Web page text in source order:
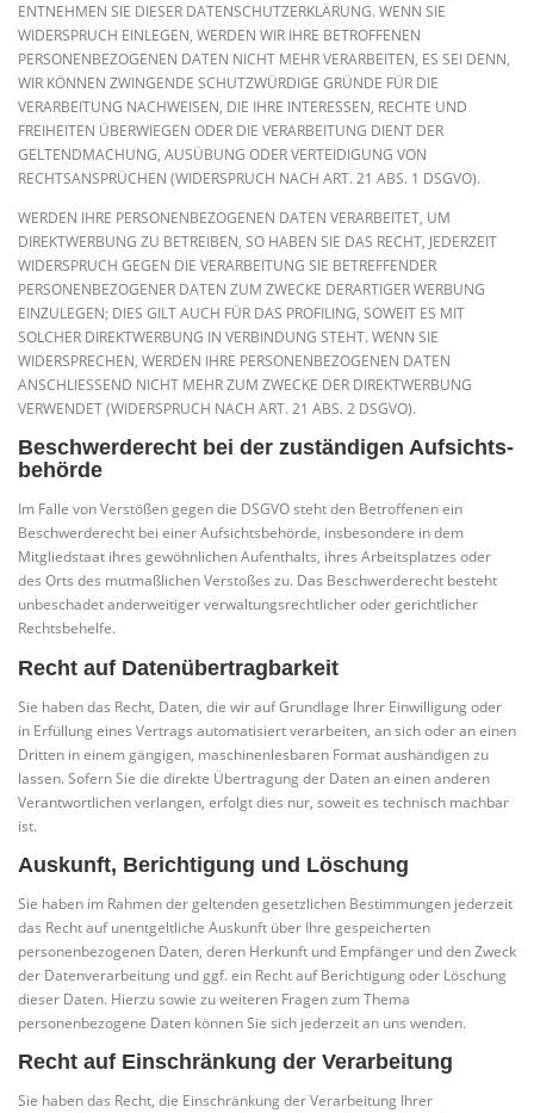
ENTNEHMEN SIE DIESER DATENSCHUTZERKLÄRUNG. WENN SIE
WIDERSPRUCH EINLEGEN, WERDEN WIR IHRE BETROFFENEN
PERSONENBEZOGENEN DATEN NICHT MEHR VERARBEITEN, ES SEI DENN,
WIR KÖNNEN ZWINGENDE SCHUTZWÜRDIGE GRÜNDE FÜR DIE
VERARBEITUNG NACHWEISEN, DIE IHRE INTERESSEN, RECHTE UND
FREIHEITEN ÜBERWIEGEN ODER DIE VERARBEITUNG DIENT DER
GELTENDMACHUNG, AUSÜBUNG ODER VERTEIDIGUNG VON
RECHTSANSPRÜCHEN (WIDERSPRUCH NACH ART. 21 ABS. 1 DSGVO).
WERDEN IHRE PERSONENBEZOGENEN DATEN VERARBEITET, UM
DIREKTWERBUNG ZU BETREIBEN, SO HABEN SIE DAS RECHT, JEDERZEIT
WIDERSPRUCH GEGEN DIE VERARBEITUNG SIE BETREFFENDER
PERSONENBEZOGENER DATEN ZUM ZWECKE DERARTIGER WERBUNG
EINZULEGEN; DIES GILT AUCH FÜR DAS PROFILING, SOWEIT ES MIT
SOLCHER DIREKTWERBUNG IN VERBINDUNG STEHT. WENN SIE
WIDERSPRECHEN, WERDEN IHRE PERSONENBEZOGENEN DATEN
ANSCHLIESSEND NICHT MEHR ZUM ZWECKE DER DIREKTWERBUNG
VERWENDET (WIDERSPRUCH NACH ART. 21 ABS. 2 DSGVO).
Beschwerde­recht bei der zuständigen Aufsichts­
behörde
Im Falle von Verstößen gegen die DSGVO steht den Betroffenen ein
Beschwerderecht bei einer Aufsichtsbehörde, insbesondere in dem
Mitgliedstaat ihres gewöhnlichen Aufenthalts, ihres Arbeitsplatzes oder
des Orts des mutmaßlichen Verstoßes zu. Das Beschwerderecht besteht
unbeschadet anderweitiger verwaltungsrechtlicher oder gerichtlicher
Rechtsbehelfe.
Recht auf Daten­übertrag­barkeit
Sie haben das Recht, Daten, die wir auf Grundlage Ihrer Einwilligung oder
in Erfüllung eines Vertrags automatisiert verarbeiten, an sich oder an einen
Dritten in einem gängigen, maschinenlesbaren Format aushändigen zu
lassen. Sofern Sie die direkte Übertragung der Daten an einen anderen
Verantwortlichen verlangen, erfolgt dies nur, soweit es technisch machbar
ist.
Auskunft, Berichtigung und Löschung
Sie haben im Rahmen der geltenden gesetzlichen Bestimmungen jederzeit
das Recht auf unentgeltliche Auskunft über Ihre gespeicherten
personenbezogenen Daten, deren Herkunft und Empfänger und den Zweck
der Datenverarbeitung und ggf. ein Recht auf Berichtigung oder Löschung
dieser Daten. Hierzu sowie zu weiteren Fragen zum Thema
personenbezogene Daten können Sie sich jederzeit an uns wenden.
Recht auf Einschränkung der Verarbeitung
Sie haben das Recht, die Einschränkung der Verarbeitung Ihrer